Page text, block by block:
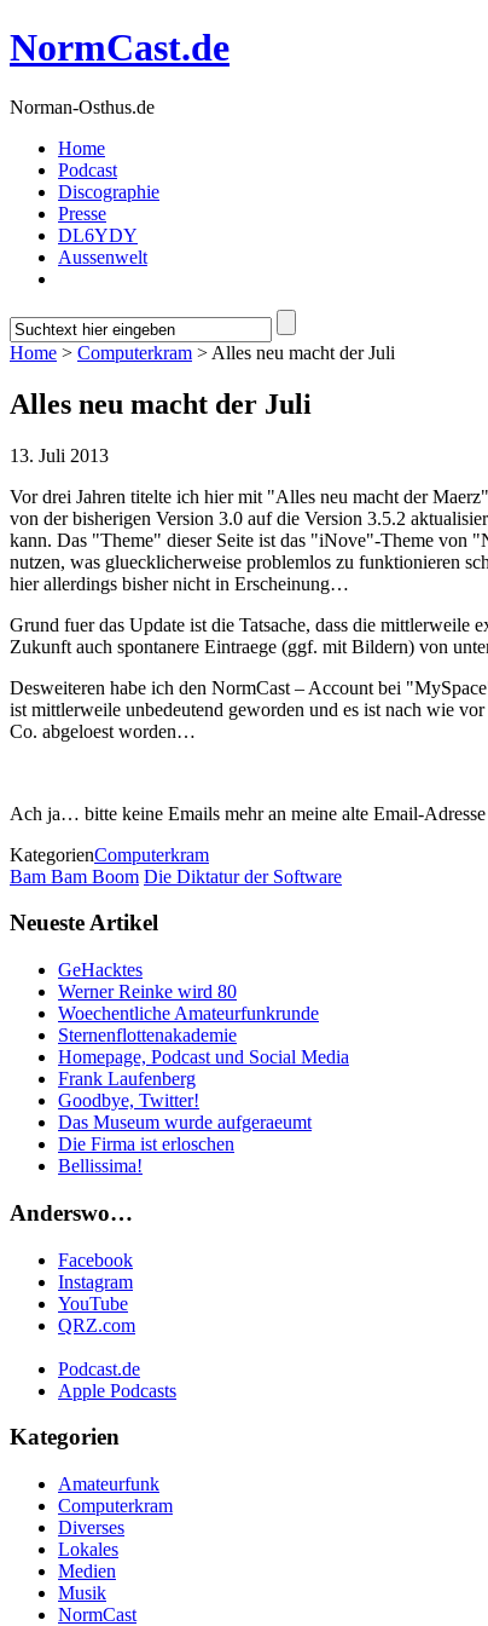
NormCast.de
Norman-Osthus.de
Home
Podcast
Discographie
Presse
DL6YDY
Aussenwelt
Home > Computerkram > Alles neu macht der Juli
Alles neu macht der Juli
13. Juli 2013
Vor drei Jahren titelte ich hier mit "Alles neu macht der
von der bisherigen Version 3.0 auf die Version 3.5.2
kann. Das "Theme" dieser Seite ist das "iNove"-Theme von
nutzen, was gluecklicherweise problemlos zu funktionieren
hier allerdings bisher nicht in Erscheinung…
Grund fuer das Update ist die Tatsache, dass die mittlerweile
Zukunft auch spontanere Eintraege (ggf. mit Bildern) von
Desweiteren habe ich den NormCast – Account bei
ist mittlerweile unbedeutend geworden und es ist nach wie
Co. abgeloest worden…
Ach ja… bitte keine Emails mehr an meine alte Email-
KategorienComputerkram
Bam Bam Boom Die Diktatur der Software
Neueste Artikel
GeHacktes
Werner Reinke wird 80
Woechentliche Amateurfunkrunde
Sternenflottenakademie
Homepage, Podcast und Social Media
Frank Laufenberg
Goodbye, Twitter!
Das Museum wurde aufgeraeumt
Die Firma ist erloschen
Bellissima!
Anderswo…
Facebook
Instagram
YouTube
QRZ.com
Podcast.de
Apple Podcasts
Kategorien
Amateurfunk
Computerkram
Diverses
Lokales
Medien
Musik
NormCast